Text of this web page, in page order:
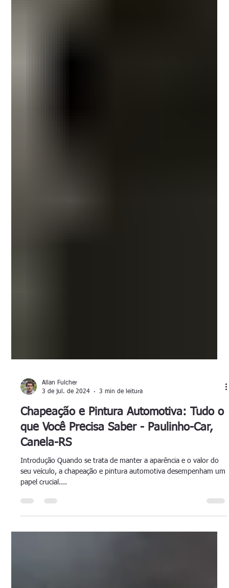
Allan Fulcher
3 de jul. de 2024
3 min de leitura
Chapeação e Pintura Automotiva: Tudo o
Canela-RS
Introdução Quando se trata de manter a aparência e o valor do